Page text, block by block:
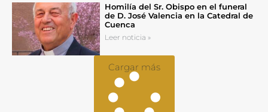
Homilía del Sr. Obispo en el funeral
de D. José Valencia en la Catedral de
Cuenca
Leer noticia »
Cargar más